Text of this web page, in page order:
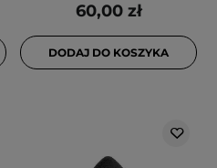
60,00 zł
DODAJ DO KOSZYKA